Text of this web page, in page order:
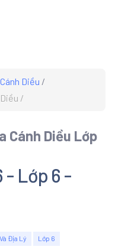
Diều
Cánh Diều Lớp
- Lớp 6 -
Địa Lý Lớp 6